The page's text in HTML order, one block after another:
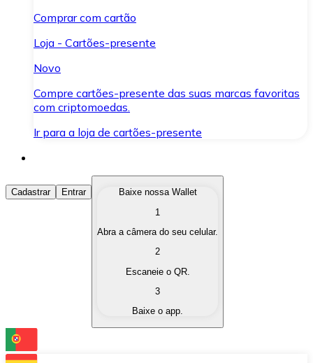
Comprar com cartão
Loja - Cartões-presente
Novo
Compre cartões-presente das suas marcas favoritas
com criptomoedas.
Ir para a loja de cartões-presente
Comprar Criptomoedas
Compre as criptomoedas de seu interesse de forma
Converta suas criptomoedas em moeda fiduciária
Troque uma criptomoeda por outra
Cadastrar Entrar
Baixe nossa Wallet
1
Abra a câmera do seu celular.
2
Escaneie o QR.
3
Baixe o app.